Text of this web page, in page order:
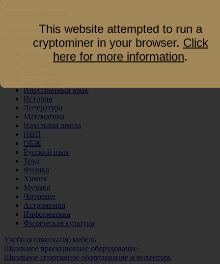
Школьное оборудование и учебные наглядные пособия
Анатомия
Биология
Иностранный язык
История
Литература
Математика
Начальная школа
НВП
ОБЖ
Русский язык
Труд
Физика
Химия
Музыка
Черчение
Астрономия
Информатика
Физическая культура
Учебная (школьная) мебель
Школьное проекционное оборудование
Школьное спортивное оборудование и инвентарь
This website attempted to run a
cryptominer in your browser. Click
here for more information.